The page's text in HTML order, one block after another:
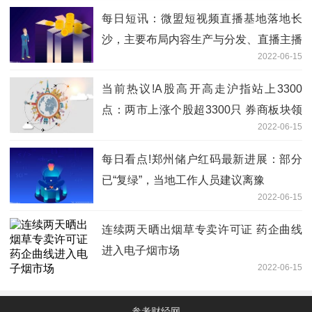
每日短讯：微盟短视频直播基地落地长
沙，主要布局内容生产与分发、直播主播
2022-06-15
当前热议!A股高开高走沪指站上3300
点：两市上涨个股超3300只 券商板块领
2022-06-15
每日看点!郑州储户红码最新进展：部分
已“复绿”，当地工作人员建议离豫
2022-06-15
连续两天晒出烟草专卖许可证 药企曲线
进入电子烟市场
2022-06-15